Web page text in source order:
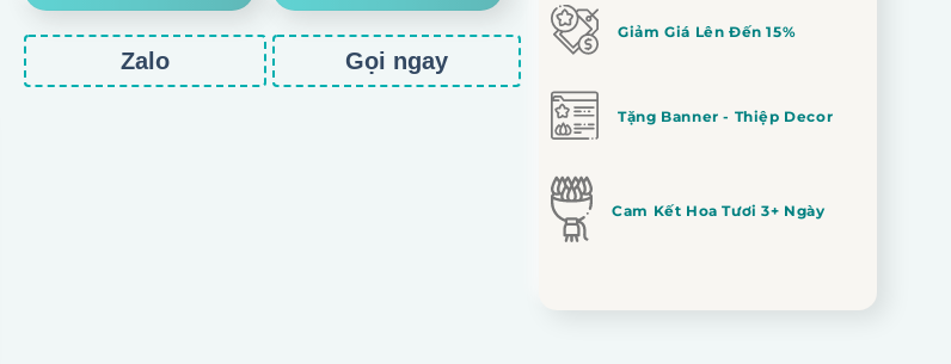
Zalo Gọi ngay
Giảm Giá Lên Đến 15%
Tặng Banner - Thiệp Decor
Cam Kết Hoa Tươi 3+ Ngày